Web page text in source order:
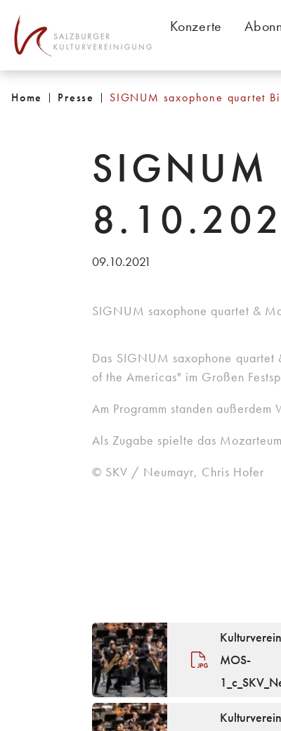
Konzerte
Home Presse SIGNUM saxophone quartet
09.10.2021
SIGNUM saxophone quartet &
Das SIGNUM saxophone
of the Americas" im Großen
Am Programm standen
Als Zugabe spielte das
© SKV / Neumayr, Chris Hofer
MOS-